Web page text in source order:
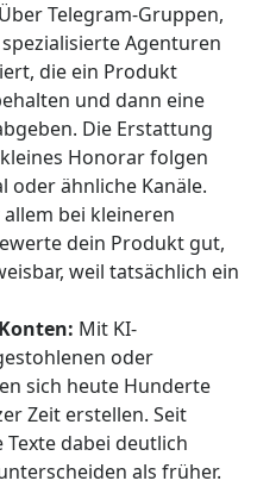
Über Telegram-Gruppen,
Agenturen
die ein Produkt
und dann eine
Die Erstattung
Honorar folgen
oder ähnliche Kanäle.
allem bei kleineren
dein Produkt gut,
weil tatsächlich ein
Mit KI-
oder
sich heute Hunderte
Zeit erstellen. Seit
Texte dabei deutlich
als früher.